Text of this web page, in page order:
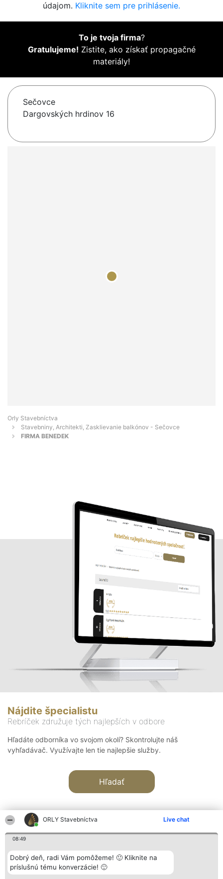
ORLY Stavebníctva Live chat
08:49
Dobrý deň, radi Vám pomôžeme! 🙂 Kliknite na
príslušnú tému konverzácie! 🙂
údajom. Kliknite sem pre prihlásenie.
To je tvoja firma?
Gratulujeme! Zistite, ako získať propagačné
materiály!
Sečovce
Dargovských hrdinov 16
Orly Stavebníctva
Stavebniny, Architekti, Zasklievanie balkónov - Sečovce
FIRMA BENEDEK
Nájdite špecialistu
Rebríček združuje tých najlepších v odbore
Hľadáte odborníka vo svojom okolí? Skontrolujte náš
vyhľadávač. Využívajte len tie najlepšie služby.
Hľadať
Organizátor hodnotenia
Bright Side Solutions sp. z o.
o. sp. k.
Hodnotenie
Laureáti
Lista
Kontakt
Kontakt